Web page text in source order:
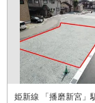
■「お金の理想」も
・家計の「見える化
教育費や老後資金な
ンを作成します。
・プロならではのア
「最適な銀行は？」
の最大活用まで、家
姫新線 「播磨新宮」